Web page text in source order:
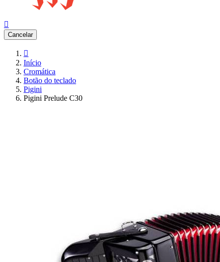

Cancelar

Início
Cromática
Botão do teclado
Pigini
Pigini Prelude C30